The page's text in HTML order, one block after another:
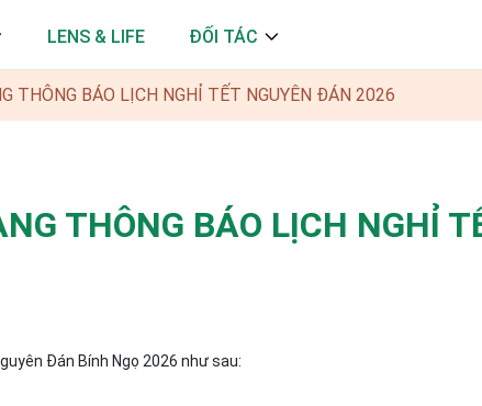
LENS & LIFE ĐỐI TÁC
THÔNG BÁO LỊCH NGHỈ TẾT NGUYÊN ĐÁN 2026
THÔNG BÁO LỊCH NGHỈ
Đán Bính Ngọ 2026 như sau: